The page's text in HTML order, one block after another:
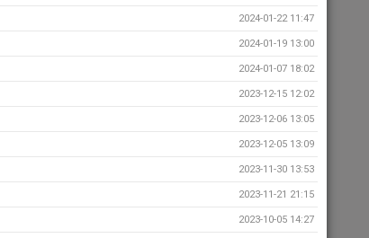
2024-01-22 11:47
2024-01-19 13:00
2024-01-07 18:02
2023-12-15 12:02
2023-12-06 13:05
2023-12-05 13:09
2023-11-30 13:53
2023-11-21 21:15
2023-10-05 14:27